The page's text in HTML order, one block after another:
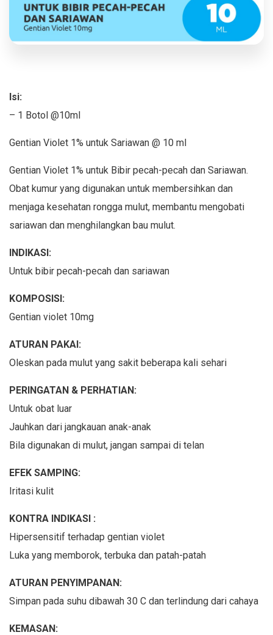
Isi:
– 1 Botol @10ml
Gentian Violet 1% untuk Sariawan @ 10 ml
Gentian Violet 1% untuk Bibir pecah-pecah dan Sariawan.
Obat kumur yang digunakan untuk membersihkan dan
menjaga kesehatan rongga mulut, membantu mengobati
sariawan dan menghilangkan bau mulut.
INDIKASI:
Untuk bibir pecah-pecah dan sariawan
KOMPOSISI:
Gentian violet 10mg
ATURAN PAKAI:
Oleskan pada mulut yang sakit beberapa kali sehari
PERINGATAN & PERHATIAN:
Untuk obat luar
Jauhkan dari jangkauan anak-anak
Bila digunakan di mulut, jangan sampai di telan
EFEK SAMPING:
Iritasi kulit
KONTRA INDIKASI :
Hipersensitif terhadap gentian violet
Luka yang memborok, terbuka dan patah-patah
ATURAN PENYIMPANAN:
Simpan pada suhu dibawah 30 C dan terlindung dari cahaya
KEMASAN: